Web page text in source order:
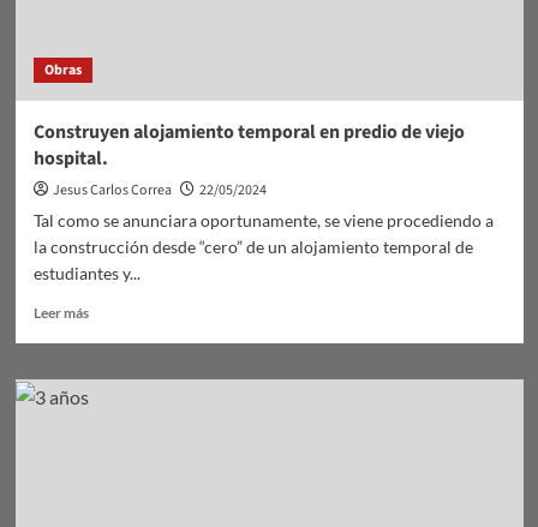
Obras
Construyen alojamiento temporal en predio de viejo
hospital.
Jesus Carlos Correa
22/05/2024
Tal como se anunciara oportunamente, se viene procediendo a
la construcción desde “cero” de un alojamiento temporal de
estudiantes y...
Leer másLeer
Construyen
alojamiento